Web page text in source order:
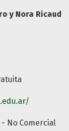
y Nora Ricaud
No Comercial